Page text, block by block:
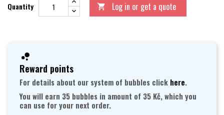
Quantity  Log in or get a quote
Reward points
For details about our system of bubbles click here.
You will earn 35 bubbles in amount of 35 Kč, which you
can use for your next order.